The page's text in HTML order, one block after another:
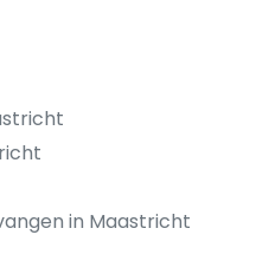
in Maastricht